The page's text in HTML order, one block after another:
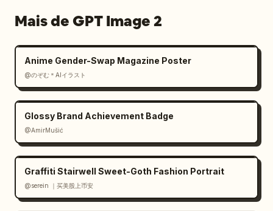
Mais de GPT Image 2
Anime Gender-Swap Magazine Poster
@のぞむ＊AIイラスト
Glossy Brand Achievement Badge
@AmirMušić
Graffiti Stairwell Sweet-Goth Fashion Portrait
@serein ｜买美股上币安